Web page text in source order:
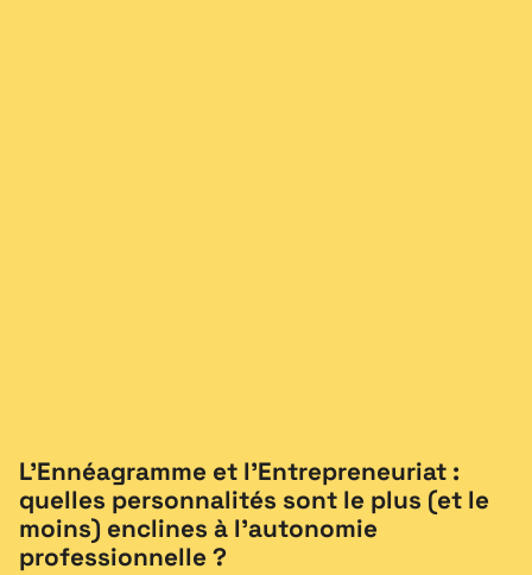
L’Ennéagramme et l’Entrepreneuriat :
quelles personnalités sont le plus (et le
moins) enclines à l’autonomie
professionnelle ?